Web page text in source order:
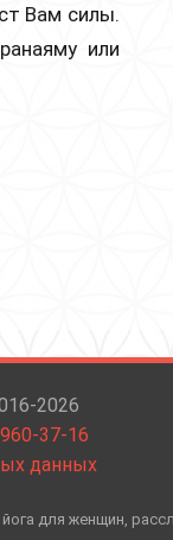
Вам силы.
или
2026
37-16
данных
для женщин,